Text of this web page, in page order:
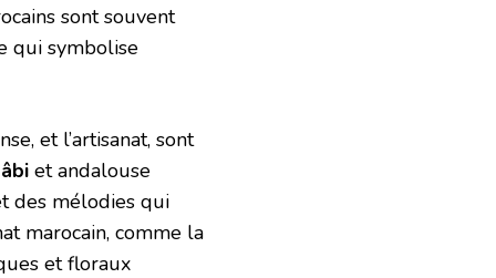
sont souvent
qui symbolise
et l’artisanat, sont
et andalouse
des mélodies qui
marocain, comme la
et floraux